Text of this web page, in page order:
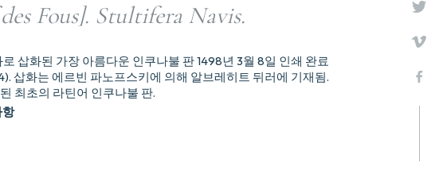
Fous]. Stultifera Navis.
로 삽화된 가장 아름다운 인쿠나불 판 1498년 3월 8일 인쇄 완료
삽화는 에르빈 파노프스키에 의해 알브레히트 뒤러에 기재됨.
최초의 라틴어 인쿠나불 판.
항